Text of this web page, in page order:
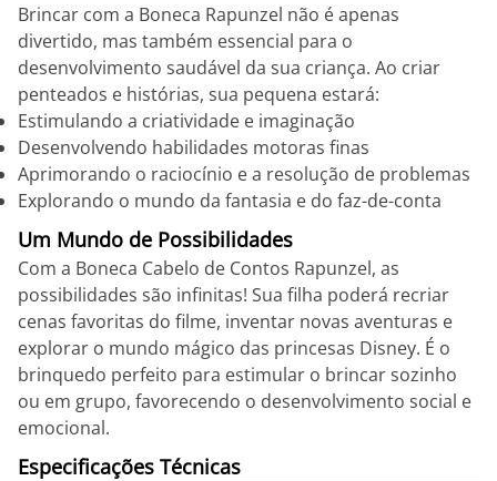
Brincar com a Boneca Rapunzel não é apenas
divertido, mas também essencial para o
desenvolvimento saudável da sua criança. Ao criar
penteados e histórias, sua pequena estará:
Estimulando a criatividade e imaginação
Desenvolvendo habilidades motoras finas
Aprimorando o raciocínio e a resolução de problemas
Explorando o mundo da fantasia e do faz-de-conta
Um Mundo de Possibilidades
Com a Boneca Cabelo de Contos Rapunzel, as
possibilidades são infinitas! Sua filha poderá recriar
cenas favoritas do filme, inventar novas aventuras e
explorar o mundo mágico das princesas Disney. É o
brinquedo perfeito para estimular o brincar sozinho
ou em grupo, favorecendo o desenvolvimento social e
emocional.
Especificações Técnicas